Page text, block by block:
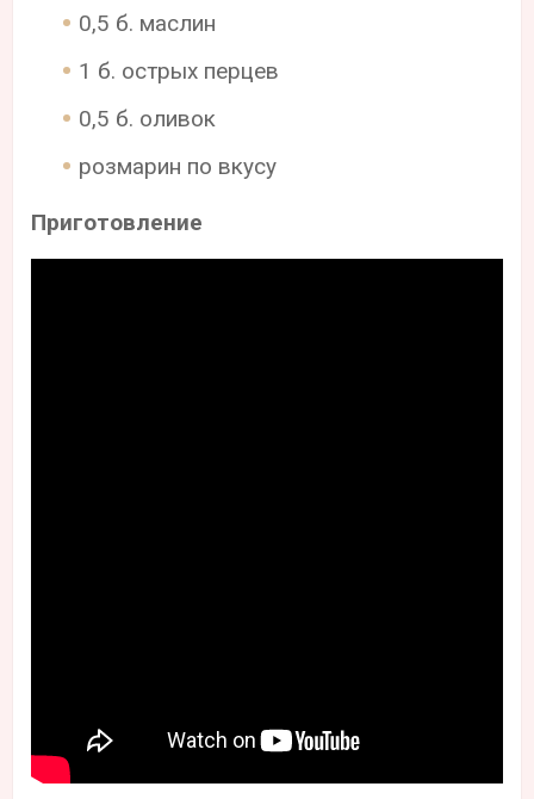
0,5 б. маслин
1 б. острых перцев
0,5 б. оливок
розмарин по вкусу
Приготовление